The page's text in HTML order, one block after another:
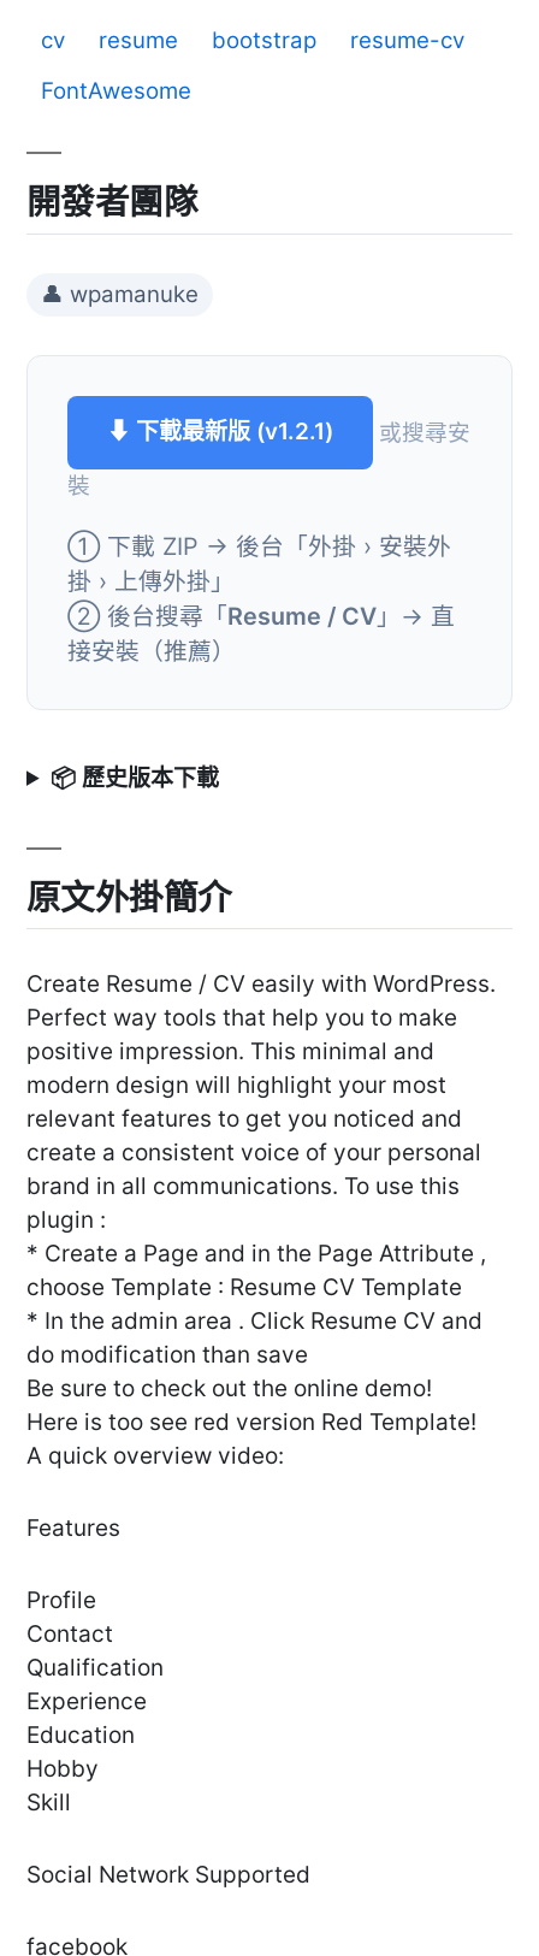
cv resume bootstrap
resume-cv
FontAwesome
開發者團隊
👤 wpamanuke
⬇ 下載最新版 (v1.2.1)
或搜尋安
裝
① 下載 ZIP → 後台「外掛 › 安裝外
掛 › 上傳外掛」
② 後台搜尋「Resume / CV 」→ 直
接安裝（推薦）
📦 歷史版本下載
原文外掛簡介
Create Resume / CV easily with WordPress.
Perfect way tools that help you to make
positive impression. This minimal and
modern design will highlight your most
relevant features to get you noticed and
create a consistent voice of your personal
brand in all communications. To use this
plugin :
* Create a Page and in the Page Attribute ,
choose Template : Resume CV Template
* In the admin area . Click Resume CV and
do modification than save
Be sure to check out the online demo!
Here is too see red version Red Template!
A quick overview video:
Features
Profile
Contact
Qualification
Experience
Education
Hobby
Skill
Social Network Supported
facebook